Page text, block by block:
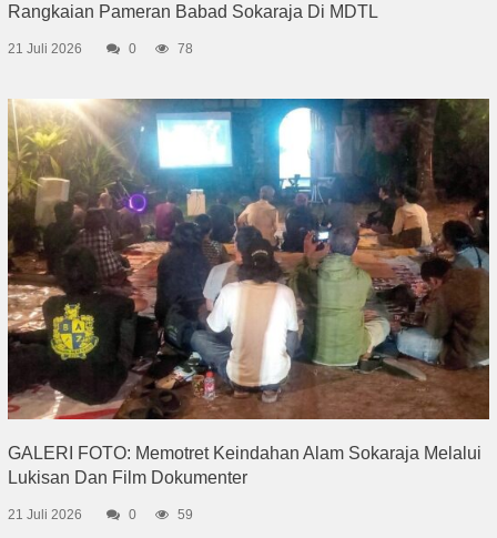
Rangkaian Pameran Babad Sokaraja Di MDTL
21 Juli 2026 0 78
GALERI FOTO: Memotret Keindahan Alam Sokaraja Melalui
Lukisan Dan Film Dokumenter
21 Juli 2026 0 59